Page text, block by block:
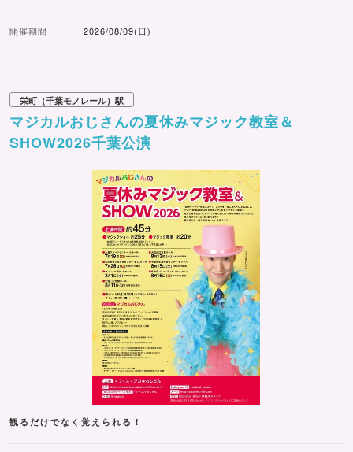
開催期間 2026/08/09(日)
栄町（千葉モノレール）駅
マジカルおじさんの夏休みマジック教室＆
SHOW2026千葉公演
観るだけでなく覚えられる！